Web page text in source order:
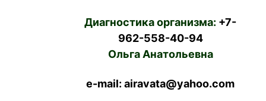
Диагностика организма: +7-
962-558-40-94
Ольга Анатольевна
e-mail: airavata@yahoo.com